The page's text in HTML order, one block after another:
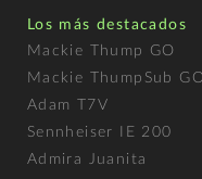
Los más destacados
Mackie Thump GO
Mackie ThumpSub
Adam T7V
Sennheiser IE 200
Admira Juanita